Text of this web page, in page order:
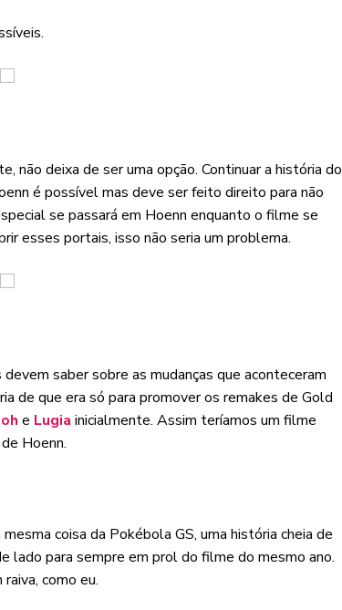
não deixa de ser uma opção. Continuar a história do
é possível mas deve ser feito direito para não
se passará em Hoenn enquanto o filme se
esses portais, isso não seria um problema.
saber sobre as mudanças que aconteceram
de que era só para promover os remakes de Gold
e Lugia inicialmente. Assim teríamos um filme
Hoenn.
coisa da Pokébola GS, uma história cheia de
lado para sempre em prol do filme do mesmo ano.
como eu.